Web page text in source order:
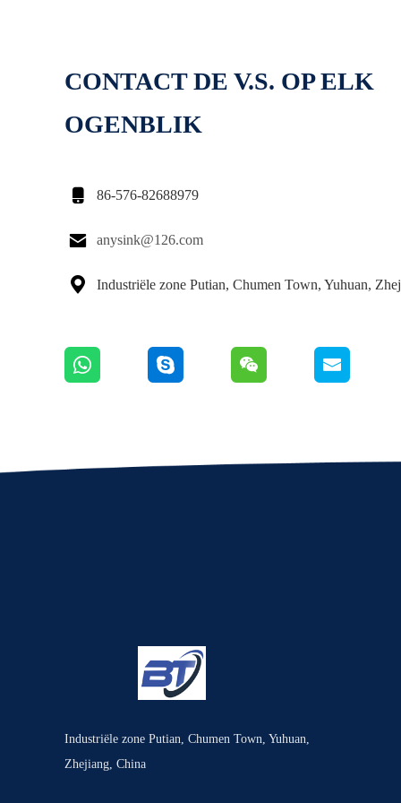
CONTACT DE V.S. OP ELK
OGENBLIK
 86-576-82688979
 anysink@126.com
 Industriële zone Putian, Chumen Town, Yuhuan,
Industriële zone Putian, Chumen Town, Yuhuan,
Zhejiang, China